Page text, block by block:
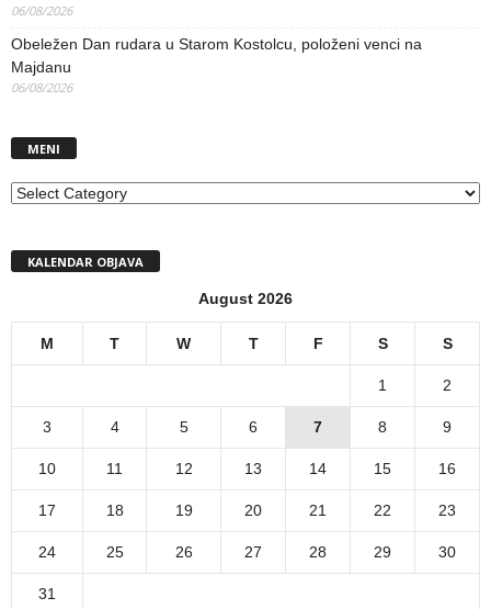
06/08/2026
Obeležen Dan rudara u Starom Kostolcu, položeni venci na
Majdanu
06/08/2026
MENI
MENI
KALENDAR OBJAVA
August 2026
M T W T F S S
1 2
3 4 5 6 7 8 9
10 11 12 13 14 15 16
17 18 19 20 21 22 23
24 25 26 27 28 29 30
31